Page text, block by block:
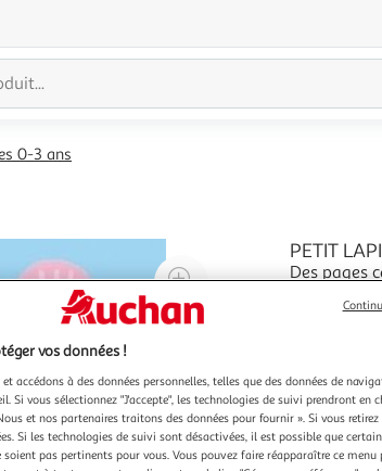
0-3 ans
Agrandir
l'illustration
à
Réduire
à
100
%
Partager
le
produit
PETIT
Des pages
servent de
Lapin, où
Et quand
En savoir +
vos données !
accédons à des données personnelles, telles que des données de
Si vous sélectionnez "J'accepte", les technologies de suivi prendront en
et nos partenaires traitons des données pour fournir ». Si vous retirez
Si les technologies de suivi sont désactivées, il est possible que
soient pas pertinents pour vous. Vous pouvez faire réapparaître ce